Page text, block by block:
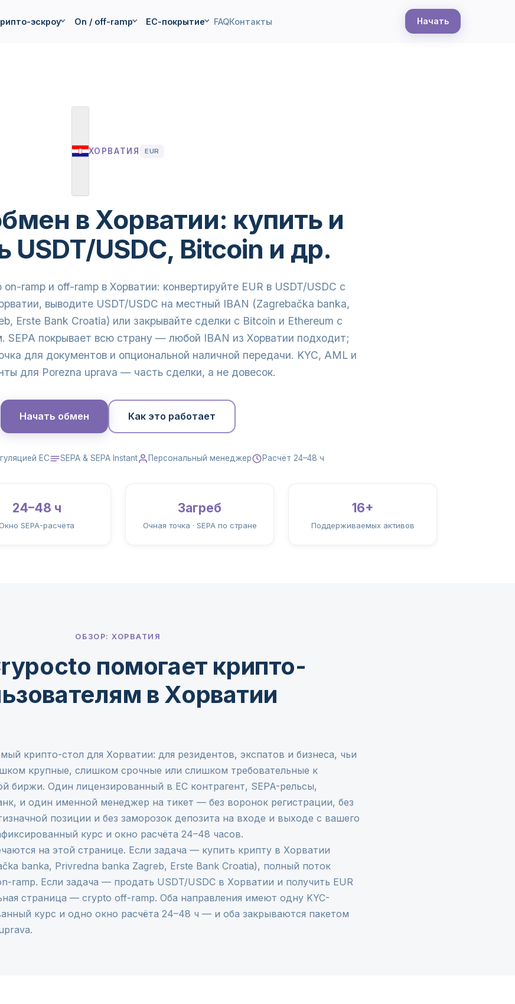
эскроу On / off-ramp ЕС-покрытие FAQКонтакты Начать
ХОРВАТИЯ EUR
в Хорватии: купить и
USDT/USDC, Bitcoin и др.
ramp и off-ramp в Хорватии: конвертируйте EUR в USDT/USDC с
выводите USDT/USDC на местный IBAN (Zagrebačka banka,
Erste Bank Croatia) или закрывайте сделки с Bitcoin и Ethereum с
покрывает всю страну — любой IBAN из Хорватии подходит;
для документов и опциональной наличной передачи. KYC, AML и
для Porezna uprava — часть сделки, а не довесок.
Начать обмен Как это работает
ЕС SEPA & SEPA Instant Персональный менеджер Расчёт 24–48 ч
24–48 ч
SEPA-расчёта
Загреб
Очная точка · SEPA по стране
16+
Поддерживаемых активов
ОБЗОР: ХОРВАТИЯ
помогает крипто-
в Хорватии
крипто-стол для Хорватии: для резидентов, экспатов и бизнеса, чьи
крупные, слишком срочные или слишком требовательные к
биржи. Один лицензированный в ЕС контрагент, SEPA-рельсы,
и один именной менеджер на тикет — без воронок регистрации, без
позиции и без заморозок депозита на входе и выходе с вашего
курс и окно расчёта 24–48 часов.
на этой странице. Если задача — купить крипту в Хорватии
banka, Privredna banka Zagreb, Erste Bank Croatia), полный поток
ramp. Если задача — продать USDT/USDC в Хорватии и получить EUR
страница — crypto off-ramp. Оба направления имеют одну KYC-
курс и одно окно расчёта 24–48 ч — и оба закрываются пакетом